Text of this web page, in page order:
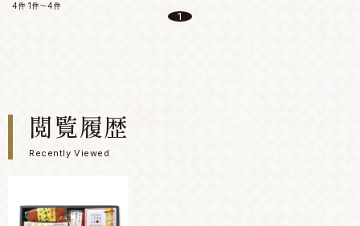
4件 1件～4件
1
閲覧履歴
Recently Viewed